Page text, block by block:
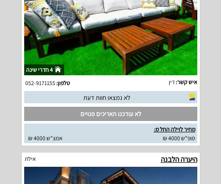
4 חדרי שינה
איש קשר:דין טלפון:052-9171155
לא נמצאו חוות דעת
לא עודכנו תאריכים פנויים
מחיר לוילה החל מ:
סופ"ש 4000 ₪
אמצ"ש 4000 ₪
היערה הלבנה אילת